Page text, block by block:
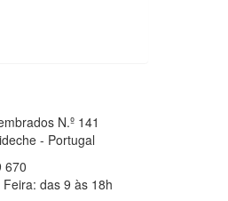
N.º 141
- Portugal
670
Feira: das 9 às 18h